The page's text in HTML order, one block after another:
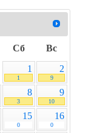
Сб Вс
1
1
2
9
8
3
9
10
15
0
16
0